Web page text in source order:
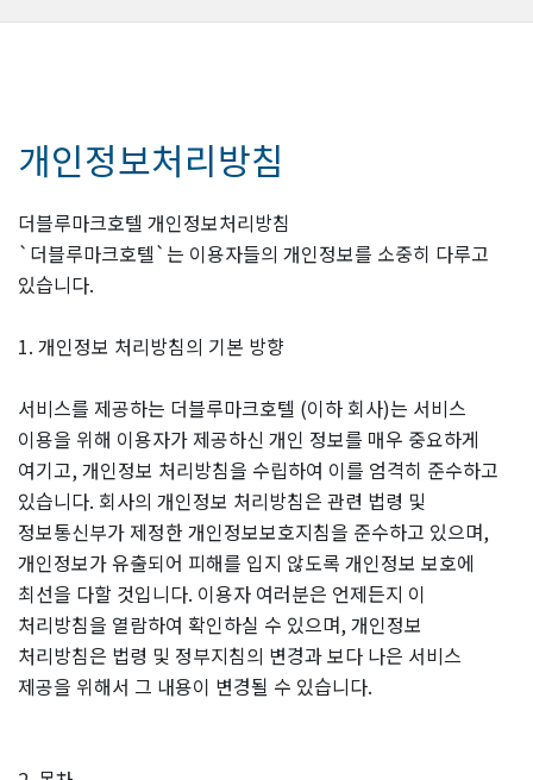
개인정보처리방침
더블루마크호텔 개인정보처리방침
`더블루마크호텔`는 이용자들의 개인정보를 소중히 다루고
있습니다.
1. 개인정보 처리방침의 기본 방향
서비스를 제공하는 더블루마크호텔 (이하 회사)는 서비스
이용을 위해 이용자가 제공하신 개인 정보를 매우 중요하게
여기고, 개인정보 처리방침을 수립하여 이를 엄격히 준수하고
있습니다. 회사의 개인정보 처리방침은 관련 법령 및
정보통신부가 제정한 개인정보보호지침을 준수하고 있으며,
개인정보가 유출되어 피해를 입지 않도록 개인정보 보호에
최선을 다할 것입니다. 이용자 여러분은 언제든지 이
처리방침을 열람하여 확인하실 수 있으며, 개인정보
처리방침은 법령 및 정부지침의 변경과 보다 나은 서비스
제공을 위해서 그 내용이 변경될 수 있습니다.